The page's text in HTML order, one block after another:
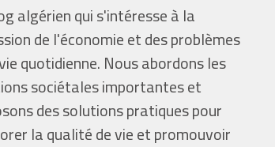
algérien qui s'intéresse à la
de l'économie et des problèmes
quotidienne. Nous abordons les
sociétales importantes et
des solutions pratiques pour
la qualité de vie et promouvoir